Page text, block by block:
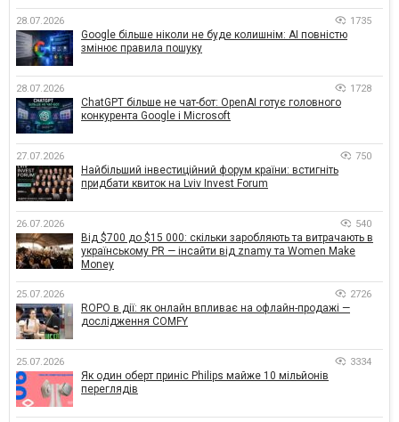
28.07.2026 1735
Google більше ніколи не буде колишнім: AI повністю
змінює правила пошуку
28.07.2026 1728
ChatGPT більше не чат-бот: OpenAI готує головного
конкурента Google і Microsoft
27.07.2026 750
Найбільший інвестиційний форум країни: встигніть
придбати квиток на Lviv Invest Forum
26.07.2026 540
Від $700 до $15 000: скільки заробляють та витрачають в
українському PR — інсайти від znamy та Women Make
Money
25.07.2026 2726
ROPO в дії: як онлайн впливає на офлайн-продажі —
дослідження COMFY
25.07.2026 3334
Як один оберт приніс Philips майже 10 мільйонів
переглядів